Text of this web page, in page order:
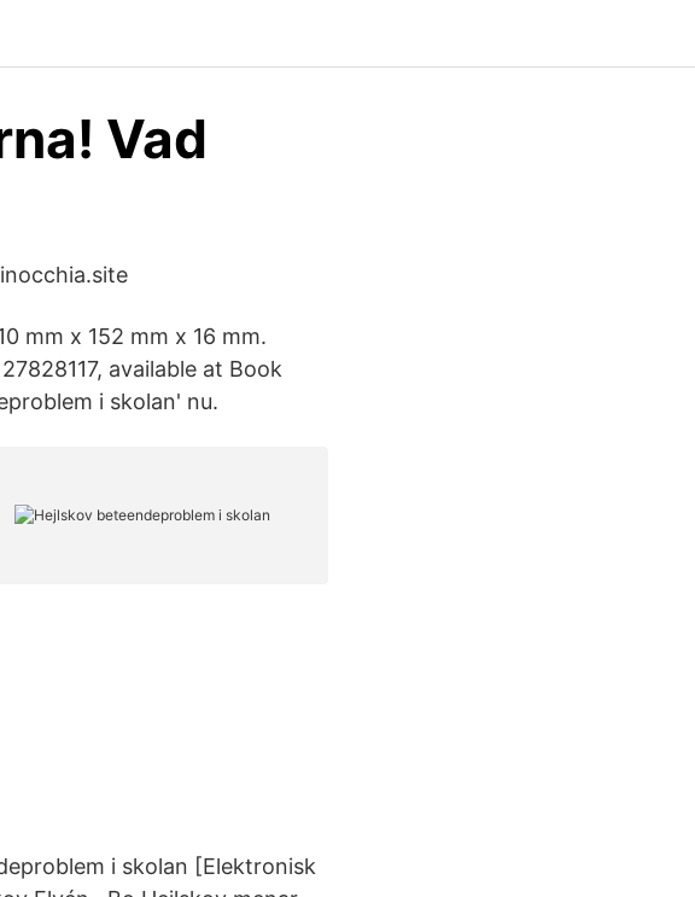
Vad
mm x 152 mm x 16 mm.
available at Book
i skolan' nu.
i skolan [Elektronisk